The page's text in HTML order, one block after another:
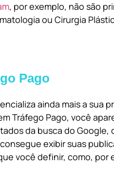
, por exemplo, não são
ou Cirurgia
Pago
ainda mais a sua
Tráfego Pago, você
da busca do Google,
exibir suas
você definir, como, por